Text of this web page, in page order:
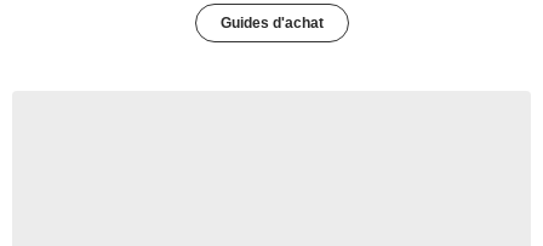
Guides d'achat